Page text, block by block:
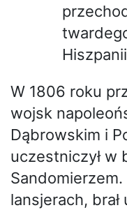
W 1806 roku
wojsk
Dąbrowskim i
uczestniczył w
Sandomierzem.
lansjerach, brał